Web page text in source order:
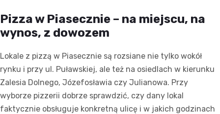
Pizza w Piasecznie – na miejscu, na
wynos, z dowozem
Lokale z pizzą w Piasecznie są rozsiane nie tylko wokół
rynku i przy ul. Puławskiej, ale też na osiedlach w kierunku
Zalesia Dolnego, Józefosławia czy Julianowa. Przy
wyborze pizzerii dobrze sprawdzić, czy dany lokal
faktycznie obsługuje konkretną ulicę i w jakich godzinach